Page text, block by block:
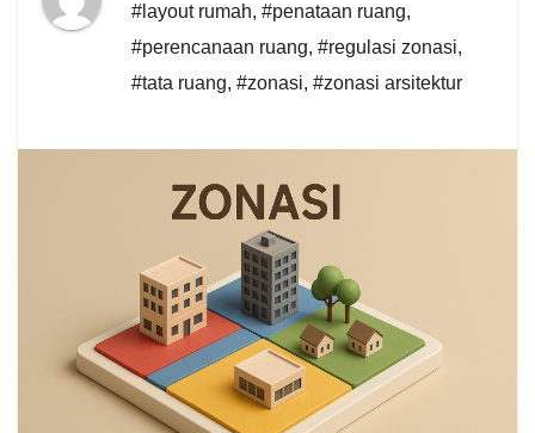
#layout rumah, #penataan ruang,
#perencanaan ruang, #regulasi zonasi,
#tata ruang, #zonasi, #zonasi arsitektur